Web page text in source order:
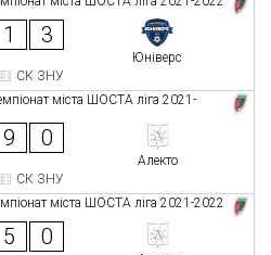
1 3
Юніверс
СК ЗНУ
міста ШОСТА ліга 2021-
9 0
Алекто
СК ЗНУ
міста ШОСТА ліга 2021-2022
5 0